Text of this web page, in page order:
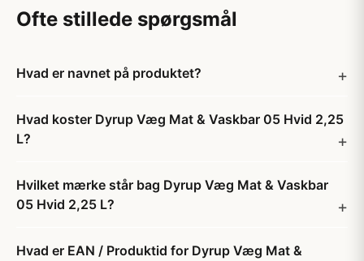
Ofte stillede spørgsmål
Hvad er navnet på produktet?
Hvad koster Dyrup Væg Mat & Vaskbar 05 Hvid 2,25
L?
Hvilket mærke står bag Dyrup Væg Mat & Vaskbar
05 Hvid 2,25 L?
Hvad er EAN / Produktid for Dyrup Væg Mat &